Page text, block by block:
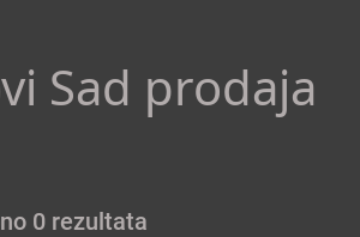
Sad prodaja
0 rezultata